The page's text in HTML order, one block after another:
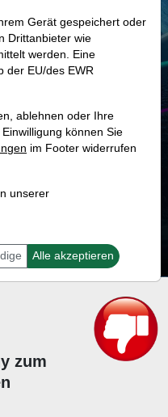
37,10 Mrd. USD
55,86 Mrd. USD
INDIKATOR
unglücklichst agierende Trader
zum
Gerät gespeichert oder
Drittanbieter wie
werden. Eine
der EU/des EWR
ablehnen oder Ihre
können Sie
im Footer widerrufen
unserer
Alle akzeptieren